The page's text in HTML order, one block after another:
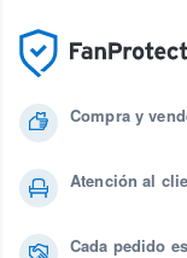
Compra y
Atención al
Cada pedido